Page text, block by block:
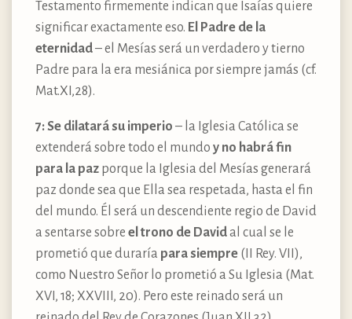
Testamento firmemente indican que Isaías quiere
significar exactamente eso. El Padre de la
eternidad– el Mesías será un verdadero y tierno
Padre para la era mesiánica por siempre jamás (cf.
Mat.XI,28).
7: Se dilatará su imperio – la Iglesia Católica se
extenderá sobre todo el mundo y no habrá fin
para la paz porque la Iglesia del Mesías generará
paz donde sea que Ella sea respetada, hasta el fin
del mundo. Él será un descendiente regio de David
a sentarse sobre el trono de Davidal cual se le
prometió que duraría para siempre (II Rey. VII),
como Nuestro Señor lo prometió a Su Iglesia (Mat.
XVI, 18; XXVIII, 20). Pero este reinado será un